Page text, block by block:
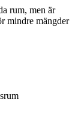
rum, men är
mindre mängder